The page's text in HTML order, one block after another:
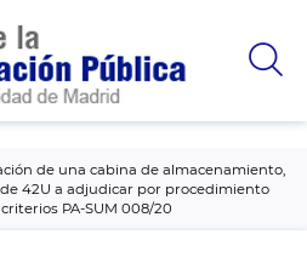
de una cabina de almacenamiento,
42U a adjudicar por procedimiento
PA-SUM 008/20